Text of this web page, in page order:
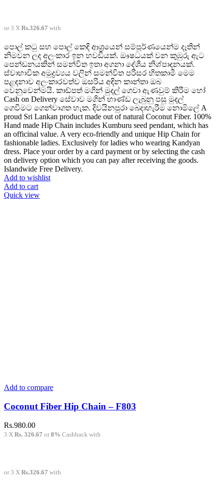
or 3 X Rs.326.67 with
පොල් කටු සහ පොල් කෙඳි ආශ්‍රයෙන් සම්පූර්ණයෙන්ම දෑතින්
නිමවන ලද අලංකාර ඉන හවඩියක්. ඖෂධයක් වන කුඹුරු ඇට
පෙන්ඩනයකින් සමන්විත ඉතා අගනා දේශීය නිශ්පාදනයක්.
ස්වාභාවික අමුද්‍රව්‍යය වලින් සමන්විත පරිසර හිතකාමී මෙම
පළඳනාව අලංකාරවත්ව ඔසරිය අඳින කාන්තා ඔබ
වෙනුවෙන්මයි. කාඩ්පත් මගින් මුදල් ගෙවා ඇණවුම් කිරීම හෝ
Cash on Delivery සේවාව මගින් භාණ්ඩ ලැබුනු පසු මුදල්
ගෙවීමට ගෙන්වාගත හැක. දිවයිනපුරා බෙදාහැරීම නොමිලේ A
proud Sri Lankan product made out of natural Coconut Fiber. 100%
Hand made Hip Chain includes Kumburu seed pendant, which has
an officinal value. A very eco-friendly and unique Hip Chain for
fashionable ladies. Exclusively for ladies who wearing Kandyan
dress. Place your order by a card payment or by selecting the cash
on delivery option which you can pay after receiving the goods.
Islandwide Free Delivery.
Add to wishlist
Add to cart
Quick view
Add to compare
Coconut Fiber Hip Chain – F803
Rs.980.00
3 X Rs. 326.67 or8% Cashback with
or 3 X Rs.326.67 with